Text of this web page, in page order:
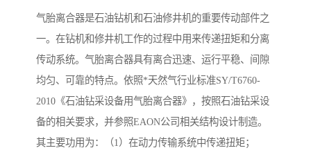
气胎离合器是石油钻机和石油修井机的重要传动部件之
一。在钻机和修井机工作的过程中用来传递扭矩和分离
传动系统。气胎离合器具有离合迅速、运行平稳、间隙
均匀、可靠的特点。依照*天然气行业标准SY/T6760-
2010《石油钻采设备用气胎离合器》，按照石油钻采设
备的相关要求，并参照EAON公司相关结构设计制造。
其主要功用为：（1）在动力传输系统中传递扭矩；